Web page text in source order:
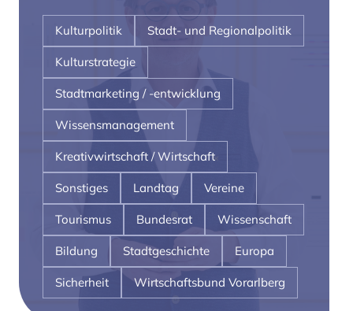
Kulturpolitik Stadt- und Regionalpolitik
Kulturstrategie
Stadtmarketing / -entwicklung
Wissensmanagement
Kreativwirtschaft / Wirtschaft
Sonstiges Landtag Vereine
Tourismus Bundesrat Wissenschaft
Bildung Stadtgeschichte Europa
Sicherheit Wirtschaftsbund Vorarlberg